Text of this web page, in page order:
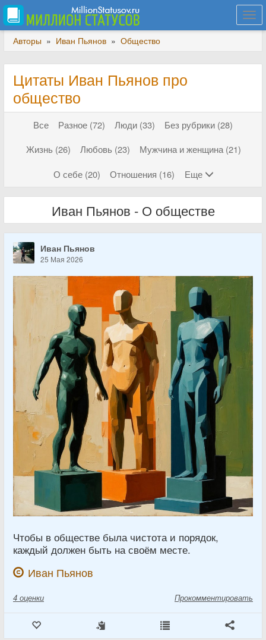
Авторы » Иван Пьянов » Общество
Цитаты Иван Пьянов про
общество
Все Разное (72) Люди (33)
Без рубрики (28)
Жизнь (26)
Любовь (23)
Мужчина и женщина (21)
О себе (20)
Отношения (16) Еще
Иван Пьянов - О обществе
Иван Пьянов
25 Мая 2026
Чтобы в обществе была чистота и порядок,
каждый должен быть на своём месте.
Иван Пьянов
4 оценки Прокомментировать